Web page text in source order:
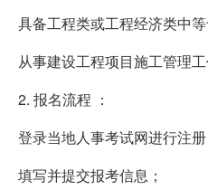
具备工程类或工程经济类中等
从事建设工程项目施工管理工
2. 报名流程 ：
登录当地人事考试网进行注册
填写并提交报考信息；